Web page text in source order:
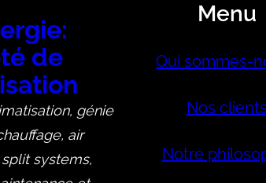
de
génie
air
systems,
Menu
Qui sommes-
Nos clients
Notre